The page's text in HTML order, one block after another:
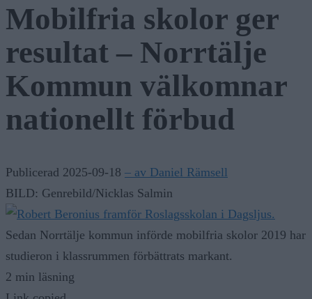
Mobilfria skolor ger
resultat – Norrtälje
Kommun välkomnar
nationellt förbud
Publicerad 2025-09-18 – av Daniel Rämsell
BILD: Genrebild/Nicklas Salmin
Sedan Norrtälje kommun införde mobilfria skolor 2019 har
studieron i klassrummen förbättrats markant.
2 min läsning